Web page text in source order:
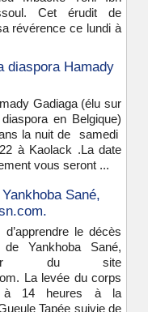
Cet érudit de
révérence ce lundi à
diaspora Hamady
Gadiaga (élu sur
en Belgique)
la nuit de samedi
à Kaolack .La date
vous seront ...
Sané,
le décès
Yankhoba Sané,
du site
La levée du corps
à 14 heures à la
Tapée suivie de